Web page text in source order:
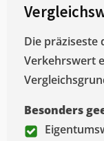
Die
Verkehrswert
Besonders